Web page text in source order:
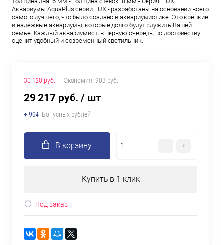
Аквариумы AquaPlus серии LUX - разработаны на основании всего
самого лучшего, что было создано в аквариумистике. Это крепкие
и надежные аквариумы, которые долго будут служить Вашей
семье. Каждый аквариумист, в первую очередь, по достоинству
оценит удобный и современный светильник.
30 120 руб. Экономия: 903 руб.
29 217 руб. / шт
+ 904 Бонусных рублей
В корзину
Купить в 1 клик
Под заказ